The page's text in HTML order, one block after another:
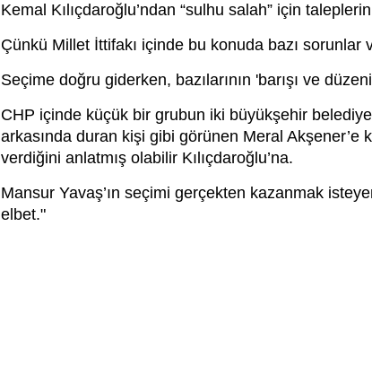
Kemal Kılıçdaroğlu’ndan “sulhu salah” için
Çünkü Millet İttifakı içinde bu konuda bazı sorunlar
Seçime doğru giderken, bazılarının 'barışı ve
CHP içinde küçük bir grubun iki büyükşehir
arkasında duran kişi gibi görünen Meral
verdiğini anlatmış olabilir Kılıçdaroğlu’na.
Mansur Yavaş’ın seçimi gerçekten kazanmak
elbet."